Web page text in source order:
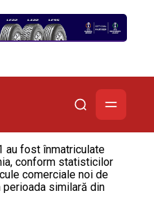
au fost înmatriculate
conform statisticilor
comerciale noi de
similară din